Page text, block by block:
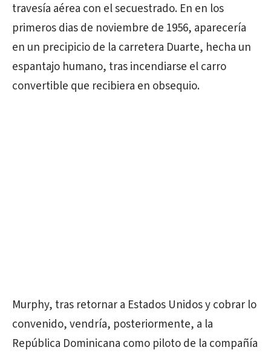
travesía aérea con el secuestrado. En en los
primeros dias de noviembre de 1956, aparecería
en un precipicio de la carretera Duarte, hecha un
espantajo humano, tras incendiarse el carro
convertible que recibiera en obsequio.
Murphy, tras retornar a Estados Unidos y cobrar lo
convenido, vendría, posteriormente, a la
República Dominicana como piloto de la compañía